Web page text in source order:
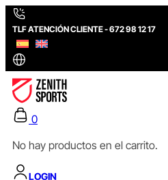
TLF ATENCIÓN CLIENTE - 672 98 12 17
0
No hay productos en el carrito.
LOGIN